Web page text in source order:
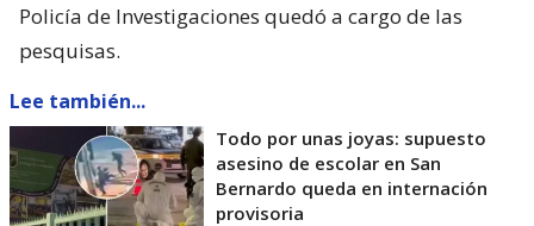
Policía de Investigaciones quedó a cargo de las
pesquisas.
Lee también...
Todo por unas joyas: supuesto
asesino de escolar en San
Bernardo queda en internación
provisoria